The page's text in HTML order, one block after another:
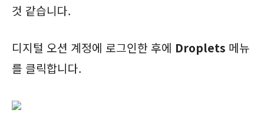
것 같습니다.
디지털 오션 계정에 로그인한 후에 Droplets 메뉴
를 클릭합니다.